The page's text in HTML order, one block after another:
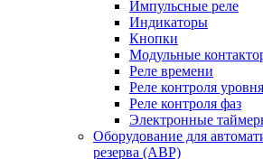
Импульсные реле
Индикаторы
Кнопки
Модульные
Реле времени
Реле контроля
Реле контроля фаз
Электронные
Оборудование для
резерва (АВР)